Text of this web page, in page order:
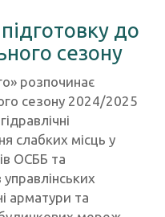
до
сезону
розпочинає
сезону 2024/2025
слабких місць у
ОСББ та
управлінських
арматури та